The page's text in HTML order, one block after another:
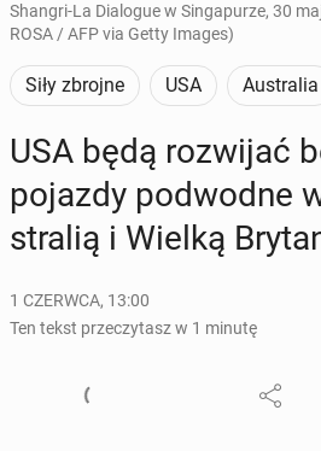
Shangri-La Dialogue w Singapurze, 30
ROSA / AFP via Getty Images)
Siły zbrojne USA Australia
USA będą roz­wi­jać
pojazdy pod­wod­ne
stra­lią i Wielką
1 CZERWCA, 13:00
Ten tekst przeczytasz w 1 minutę